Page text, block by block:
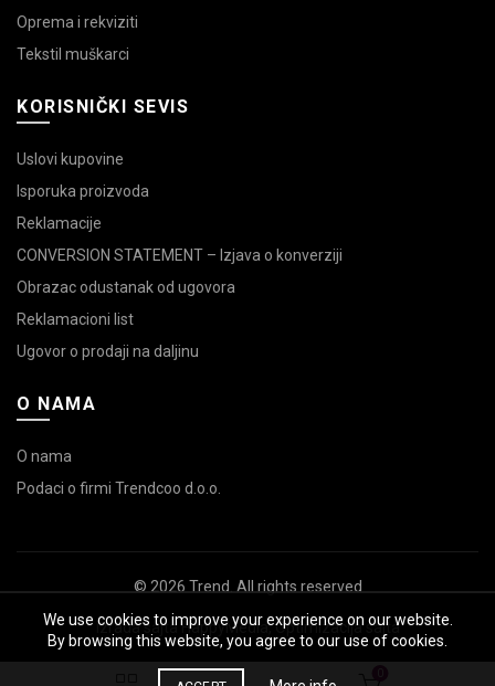
Oprema i rekviziti
Tekstil muškarci
KORISNIČKI SEVIS
Uslovi kupovine
Isporuka proizvoda
Reklamacije
CONVERSION STATEMENT – Izjava o konverziji
Obrazac odustanak od ugovora
Reklamacioni list
Ugovor o prodaji na daljinu
O NAMA
O nama
Podaci o firmi Trendcoo d.o.o.
© 2026 Trend . All rights reserved
Izrada sajtaHappyMedia,Optimizacija sajta
We use cookies to improve your experience on our website.
By browsing this website, you agree to our use of cookies.